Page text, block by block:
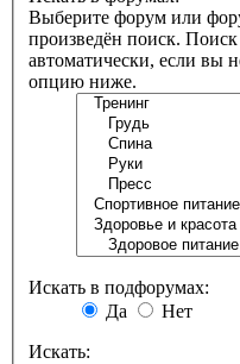
Выберите форум или
произведён поиск.
автоматически, если вы
опцию ниже.
Искать в подфорумах:
Да
Нет
Искать: